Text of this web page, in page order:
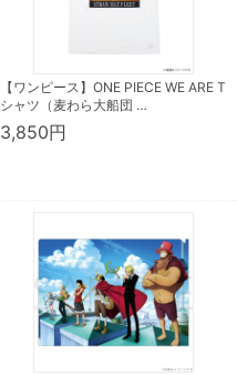
【ワンピース】ONE PIECE WE ARE T
シャツ（麦わら大船団 …
3,850円